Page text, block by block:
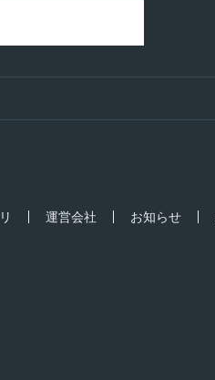
運営会社 お知らせ